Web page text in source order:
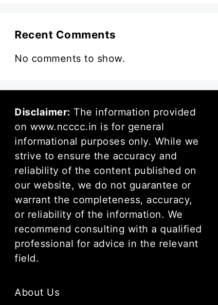
Recent Comments
No comments to show.
Disclaimer: The information provided
on www.ncccc.in is for general
informational purposes only. While we
strive to ensure the accuracy and
reliability of the content published on
our website, we do not guarantee or
warrant the completeness, accuracy,
or reliability of the information. We
recommend consulting with a qualified
professional for advice in the relevant
field.
About Us